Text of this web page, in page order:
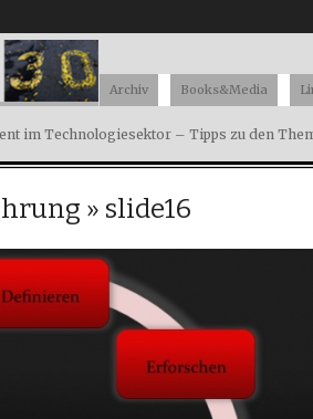
im Technologiesektor – Tipps zu den
Archiv Books&Media
» slide16